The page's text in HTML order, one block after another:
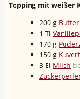
Topping mit weißer
200 g Butter
1 Tl
170 g
150 g
3 El Milch